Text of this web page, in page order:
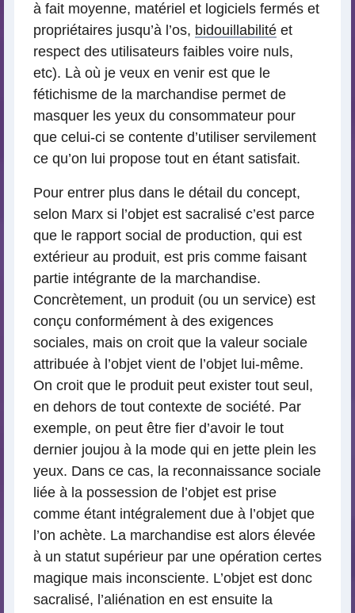
à fait moyenne, matériel et logiciels fermés et
propriétaires jusqu’à l’os, bidouillabilité et
respect des utilisateurs faibles voire nuls,
etc). Là où je veux en venir est que le
fétichisme de la marchandise permet de
masquer les yeux du consommateur pour
que celui-ci se contente d’utiliser servilement
ce qu’on lui propose tout en étant satisfait.
Pour entrer plus dans le détail du concept,
selon Marx si l’objet est sacralisé c’est parce
que le rapport social de production, qui est
extérieur au produit, est pris comme faisant
partie intégrante de la marchandise.
Concrètement, un produit (ou un service) est
conçu conformément à des exigences
sociales, mais on croit que la valeur sociale
attribuée à l’objet vient de l’objet lui-même.
On croit que le produit peut exister tout seul,
en dehors de tout contexte de société. Par
exemple, on peut être fier d’avoir le tout
dernier joujou à la mode qui en jette plein les
yeux. Dans ce cas, la reconnaissance sociale
liée à la possession de l’objet est prise
comme étant intégralement due à l’objet que
l’on achète. La marchandise est alors élevée
à un statut supérieur par une opération certes
magique mais inconsciente. L’objet est donc
sacralisé, l’aliénation en est ensuite la